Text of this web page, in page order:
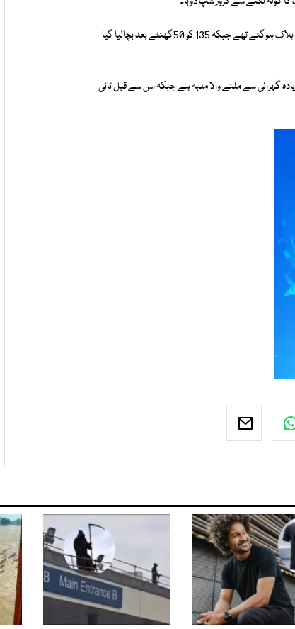
امریکی بحریہ کے مطابق سیموئیل بی رابرٹس جہاز میں 224 افراد سوار تھے جس میں سے 89 ہلاک ہوگئے تھے جبکہ 135 کو 50گھنٹے بعد بچالیا گیا
گہرائی سے ملنے والا ملبہ ہے جبکہ اس سے قبل ٹائی